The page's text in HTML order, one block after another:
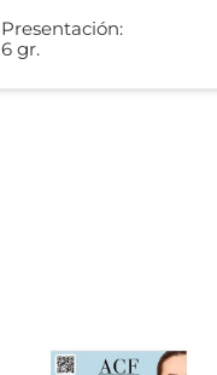
Presentación:
6 gr.